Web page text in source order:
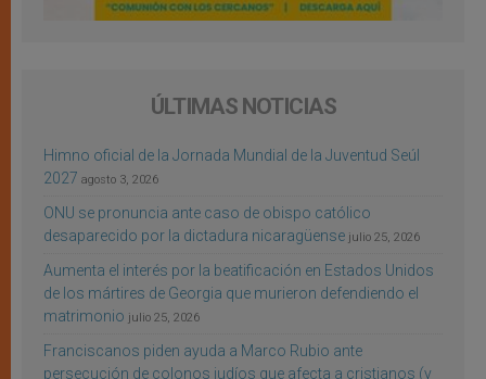
ÚLTIMAS NOTICIAS
Himno oficial de la Jornada Mundial de la Juventud Seúl
2027 agosto 3, 2026
ONU se pronuncia ante caso de obispo católico
desaparecido por la dictadura nicaragüense julio 25, 2026
Aumenta el interés por la beatificación en Estados Unidos
de los mártires de Georgia que murieron defendiendo el
matrimonio julio 25, 2026
Franciscanos piden ayuda a Marco Rubio ante
persecución de colonos judíos que afecta a cristianos (y